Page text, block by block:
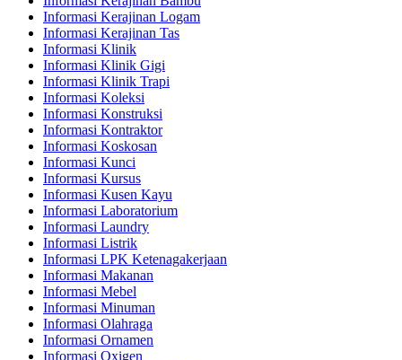
Informasi Kerajinan Logam
Informasi Kerajinan Tas
Informasi Klinik
Informasi Klinik Gigi
Informasi Klinik Trapi
Informasi Koleksi
Informasi Konstruksi
Informasi Kontraktor
Informasi Koskosan
Informasi Kunci
Informasi Kursus
Informasi Kusen Kayu
Informasi Laboratorium
Informasi Laundry
Informasi Listrik
Informasi LPK Ketenagakerjaan
Informasi Makanan
Informasi Mebel
Informasi Minuman
Informasi Olahraga
Informasi Ornamen
Informasi Oxigen